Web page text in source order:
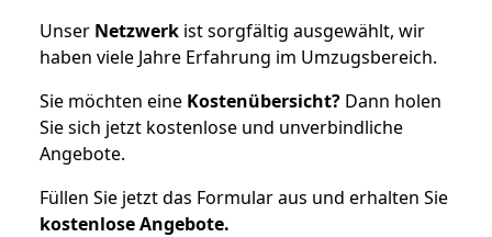
Unser Netzwerk ist sorgfältig ausgewählt, wir
haben viele Jahre Erfahrung im Umzugsbereich.
Sie möchten eine Kostenübersicht? Dann holen
Sie sich jetzt kostenlose und unverbindliche
Angebote.
Füllen Sie jetzt das Formular aus und erhalten Sie
kostenloseAngebote.